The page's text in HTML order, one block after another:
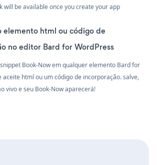
will be available once you create your app
elemento html ou código de
no editor Bard for WordPress
Book-Now em qualquer elemento Bard for
aceite html ou um código de incorporação. salve,
vivo e seu Book-Now aparecerá!